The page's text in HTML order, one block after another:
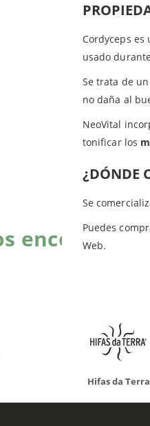
Cordyceps
usado
Se trata de
no daña al
NeoVital
tonificar los
¿DÓNDE
Se
Puedes
Web.
Hifas da Terra